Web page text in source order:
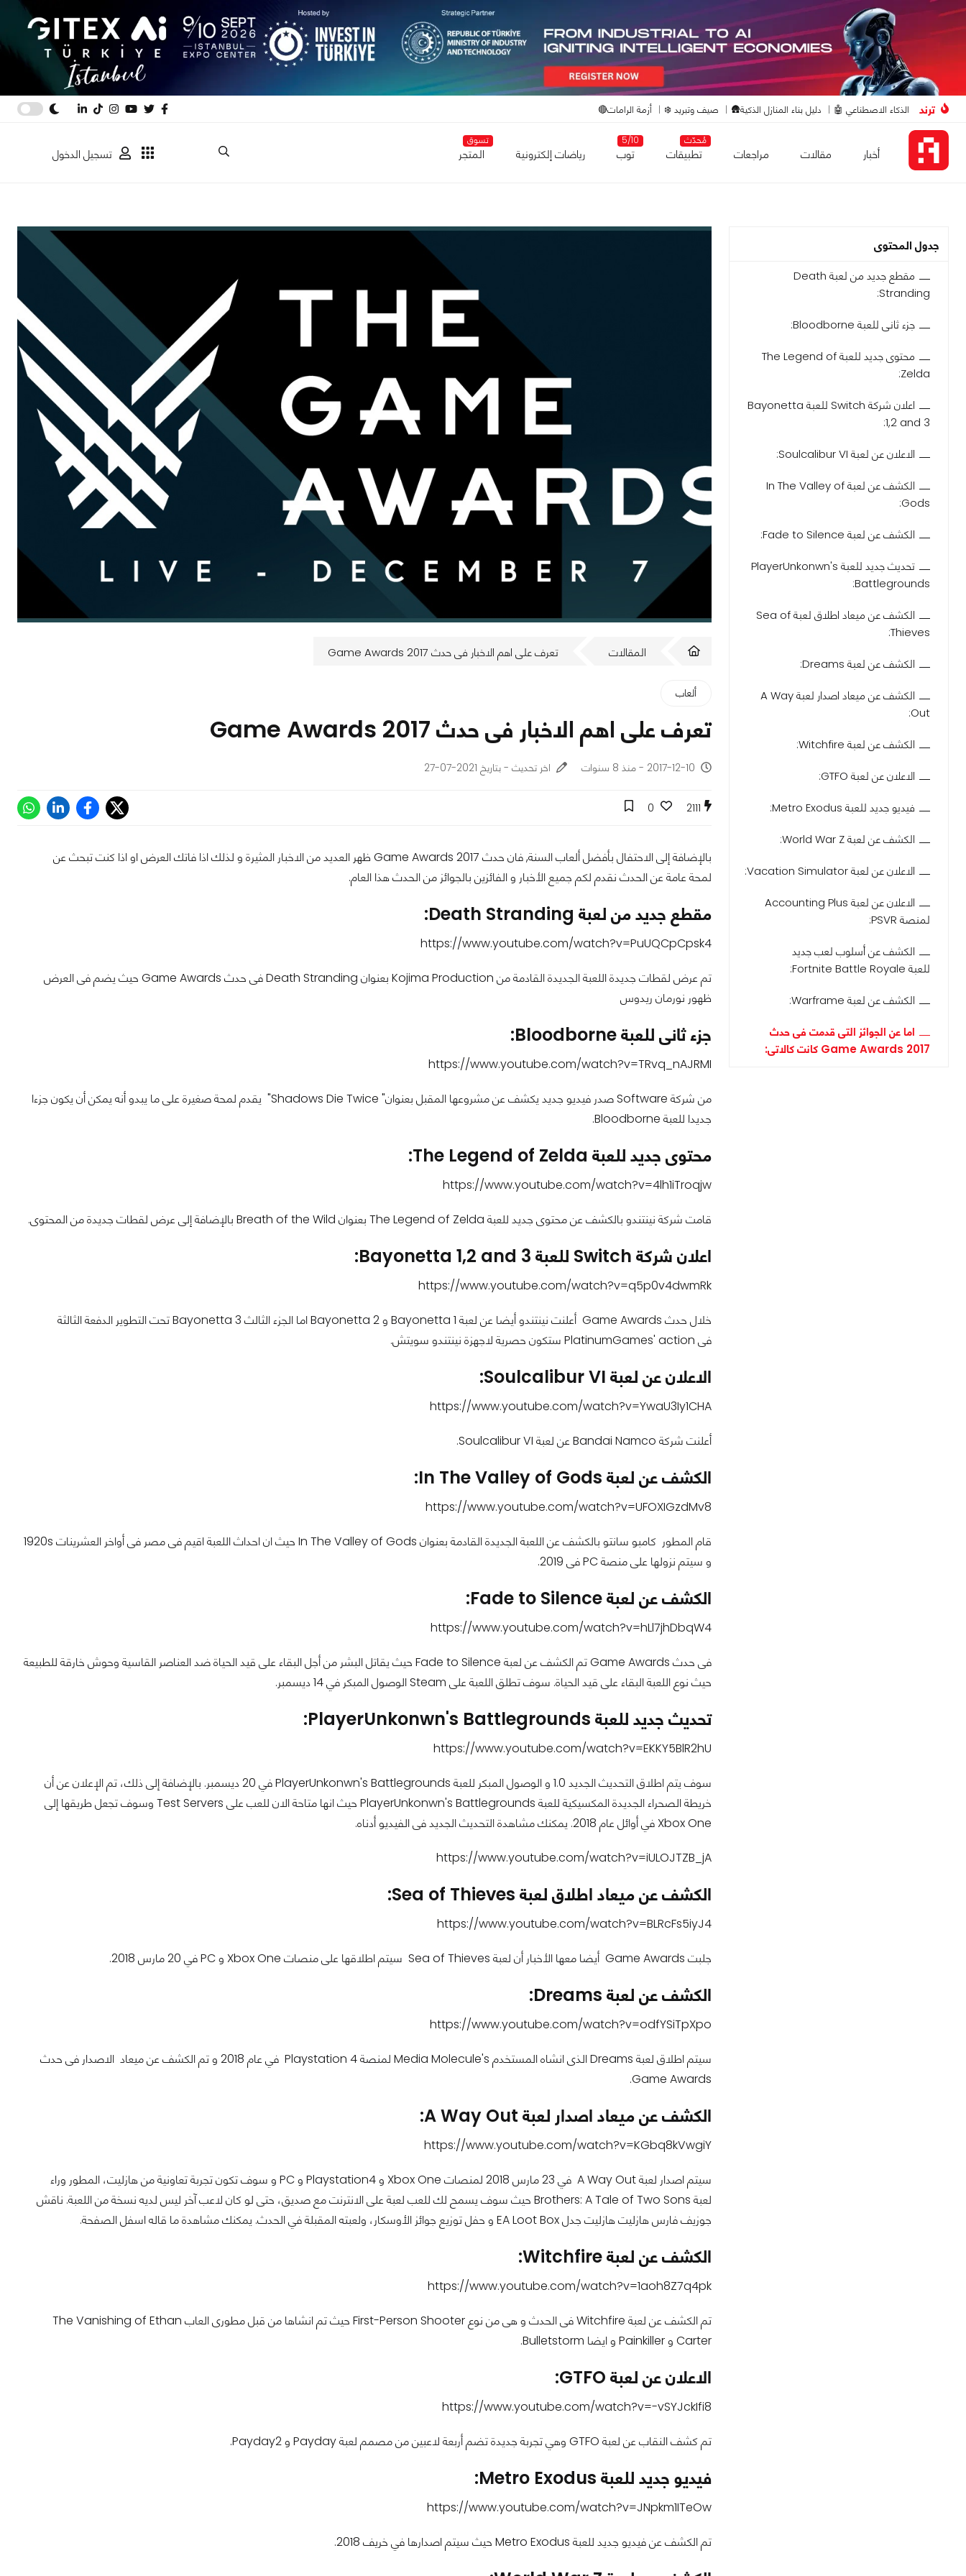
ترند الذكاء الاصطناعي 🤖 دليل بناء المنازل الذكية🛖 صيف وتبريد ❄️ أزمة الرامات🔴
أخبار مقالات مراجعات
مُحدّث
تطبيقات
5/10
توب رياضات إلكترونية
تسوق
المتجر تسجيل الدخول
جدول المحتوى
مقطع جديد من لعبة Death
Stranding:
جزء ثانى للعبة Bloodborne:
محتوى جديد للعبة The Legend of
Zelda:
اعلان شركة Switch للعبة Bayonetta
1,2 and 3:
الاعلان عن لعبة Soulcalibur VI:
الكشف عن لعبة In The Valley of
Gods:
الكشف عن لعبة Fade to Silence:
تحديث جديد للعبة PlayerUnkonwn's
Battlegrounds:
الكشف عن ميعاد اطلاق لعبة Sea of
Thieves:
الكشف عن لعبة Dreams:
الكشف عن ميعاد اصدار لعبة A Way
Out:
الكشف عن لعبة Witchfire:
الاعلان عن لعبة GTFO:
فيديو جديد للعبة Metro Exodus:
الكشف عن لعبة World War Z:
الاعلان عن لعبة Vacation Simulator:
الاعلان عن لعبة Accounting Plus
لمنصة PSVR:
الكشف عن أسلوب لعب جديد
للعبة Fortnite Battle Royale:
الكشف عن لعبة Warframe:
اما عن الجوائز التى قدمت فى حدث
Game Awards 2017 كانت كالاتى:
المقالات تعرف على اهم الاخبار فى حدث Game Awards 2017
ألعاب
تعرف على اهم الاخبار فى حدث Game Awards 2017
2017-12-10 - منذ 8 سنوات اخر تحديث - بتاريخ 2021-07-27
2111
0
بالإضافة إلى الاحتفال بأفضل ألعاب السنة, فان حدث Game Awards 2017 ظهر العديد من الاخبار المثيرة و لذلك اذا فاتك العرض او اذا كنت تبحث عن
لمحة عامة عن الحدث نقدم لكم جميع الأخبار و الفائزين بالجوائز من الحدث هذا العام.
مقطع جديد من لعبة Death Stranding:
https://www.youtube.com/watch?v=PuUQCpCpsk4
تم عرض لقطات جديدة اللعبة الجديدة القادمة من Kojima Production بعنوان Death Stranding فى حدث Game Awards حيث يضم فى العرض
ظهور نورمان ريدوس
جزء ثانى للعبة Bloodborne:
https://www.youtube.com/watch?v=TRvq_nAJRMI
من شركة Software صدر فيديو جديد يكشف عن مشروعها المقبل بعنوان" Shadows Die Twice" يقدم لمحة صغيرة على ما يبدو أنه يمكن أن يكون جزءا
جديدا للعبة Bloodborne.
محتوى جديد للعبة The Legend of Zelda:
https://www.youtube.com/watch?v=4lh1iTroqjw
قامت شركة نينتندو بالكشف عن محتوى جديد للعبة The Legend of Zelda بعنوان Breath of the Wild بالإضافة إلى عرض لقطات جديدة من المحتوى.
اعلان شركة Switch للعبة Bayonetta 1,2 and 3:
https://www.youtube.com/watch?v=q5p0v4dwmRk
خلال حدث Game Awards أعلنت نينتندو أيضا عن لعبة Bayonetta 1 و Bayonetta 2 اما الجزء الثالث Bayonetta 3 تحت التطوير الدفعة الثالثة
فى PlatinumGames' action ستكون حصرية لاجهزة نينتندو سويتش.
الاعلان عن لعبة Soulcalibur VI:
https://www.youtube.com/watch?v=YwaU3Iy1CHA
أعلنت شركة Bandai Namco عن لعبة Soulcalibur VI.
الكشف عن لعبة In The Valley of Gods:
https://www.youtube.com/watch?v=UFOXIGzdMv8
قام المطور كامبو سانتو بالكشف عن اللعبة الجديدة القادمة بعنوان In The Valley of Gods حيث ان احداث اللعبة اقيم فى مصر فى أواخر العشرينات 1920s
و سيتم نزولها على منصة PC فى 2019.
الكشف عن لعبة Fade to Silence:
https://www.youtube.com/watch?v=hLl7jhDbqW4
فى حدث Game Awards تم الكشف عن لعبة Fade to Silence حيث يقاتل البشر من أجل البقاء على قيد الحياة ضد العناصر القاسية وحوش خارقة للطبيعة
حيث نوع اللعبة البقاء على قيد الحياة. سوف تطلق اللعبة على Steam الوصول المبكر في 14 ديسمبر.
تحديث جديد للعبة PlayerUnkonwn's Battlegrounds:
https://www.youtube.com/watch?v=EKKY5BlR2hU
سوف يتم اطلاق التحديث الجديد 1.0 و الوصول المبكر للعبة PlayerUnkonwn's Battlegrounds في 20 ديسمبر. بالإضافة إلى ذلك، تم الإعلان عن أن
خريطة الصحراء الجديدة المكسيكية للعبة PlayerUnkonwn's Battlegrounds حيث انها متاحة الان للعب على Test Servers وسوف تجعل طريقها إلى
Xbox One في أوائل عام 2018. يمكنك مشاهدة التحديث الجديد فى الفيديو أدناه.
https://www.youtube.com/watch?v=iULOJTZB_jA
الكشف عن ميعاد اطلاق لعبة Sea of Thieves:
https://www.youtube.com/watch?v=BLRcFs5iyJ4
جلبت Game Awards أيضا معها الأخبار أن لعبة Sea of Thieves سيتم اطلاقها على منصات Xbox One و PC في 20 مارس 2018.
الكشف عن لعبة Dreams:
https://www.youtube.com/watch?v=odfYSiTpXpo
سيتم اطلاق لعبة Dreams الذى انشاه المستخدم Media Molecule's لمنصة Playstation 4 في عام 2018 و تم الكشف عن ميعاد الاصدار فى حدث
Game Awards.
الكشف عن ميعاد اصدار لعبة A Way Out:
https://www.youtube.com/watch?v=KGbq8kVwgiY
سيتم اصدار لعبة A Way Out في 23 مارس 2018 لمنصات Xbox One و Playstation4 و PC و سوف تكون تجربة تعاونية من هازليت، المطور وراء
لعبة Brothers: A Tale of Two Sons حيث سوف يسمح لك للعب لعبة على الانترنت مع صديق، حتى لو كان لاعب آخر ليس لديه نسخة من اللعبة. ناقش
جوزيف فارس هازليت هازليت جدل EA Loot Box و حفل توزيع جوائز الأوسكار، ولعبته المقبلة في الحدث. يمكنك مشاهدة ما قاله اسفل الصفحة.
الكشف عن لعبة Witchfire:
https://www.youtube.com/watch?v=1aoh8Z7q4pk
تم الكشف عن لعبة Witchfire فى الحدث و هى من نوع First-Person Shooter حيث تم انشاها من قبل مطورى العاب The Vanishing of Ethan
Carter و Painkiller و ايضا Bulletstorm.
الاعلان عن لعبة GTFO:
https://www.youtube.com/watch?v=-vSYJckIfi8
تم كشف النقاب عن لعبة GTFO وهي تجربة جديدة تضم أربعة لاعبين من مصمم لعبة Payday و Payday2.
فيديو جديد للعبة Metro Exodus:
https://www.youtube.com/watch?v=JNpkm1ITeOw
تم الكشف عن فيديو جديد للعبة Metro Exodus حيث سيتم اصدارها في خريف 2018.